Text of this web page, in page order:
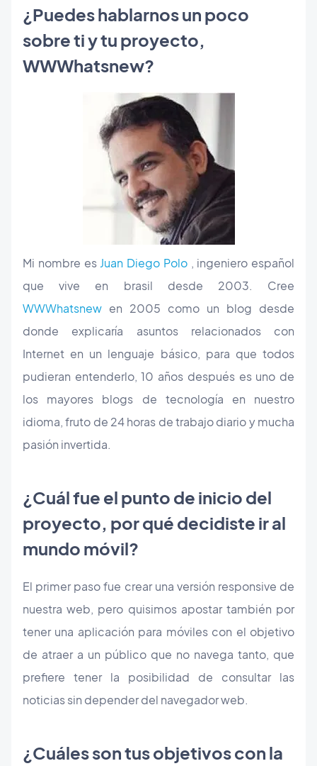
¿Puedes hablarnos un poco
sobre ti y tu proyecto,
WWWhatsnew?
Mi nombre es Juan Diego Polo, ingeniero español
que vive en brasil desde 2003. Cree
WWWhatsnew en 2005 como un blog desde
donde explicaría asuntos relacionados con
Internet en un lenguaje básico, para que todos
pudieran entenderlo, 10 años después es uno de
los mayores blogs de tecnología en nuestro
idioma, fruto de 24 horas de trabajo diario y mucha
pasión invertida.
¿Cuál fue el punto de inicio del
proyecto, por qué decidiste ir al
mundo móvil?
El primer paso fue crear una versión responsive de
nuestra web, pero quisimos apostar también por
tener una aplicación para móviles con el objetivo
de atraer a un público que no navega tanto, que
prefiere tener la posibilidad de consultar las
noticias sin depender del navegador web.
¿Cuáles son tus objetivos con la